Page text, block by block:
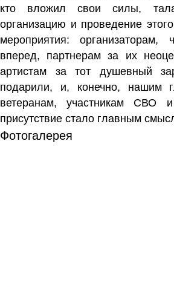
кто вложил свои силы,
организацию и проведение
мероприятия: организаторам,
вперед, партнерам за их
артистам за тот душевный
подарили, и, конечно, нашим
ветеранам, участникам СВО
присутствие стало главным
Фотогалерея